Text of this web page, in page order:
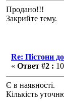
Продано!!!
Закрийте тему.
Re: Пістони до
« Ответ #2 :
Є в наявності.
Кількість